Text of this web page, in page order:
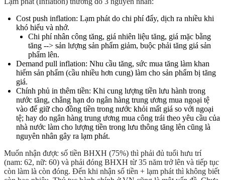
Cost push inflation: Lạm phát do chi phí đẩy, dịch ra nhiều khi
khó hiểu và nhớ.
Chi phí nhân công tăng, giá nhiên liệu tăng, giá mặc bằng
tăng --> sản lượng sản phẩm giảm, buộc phải tăng giá sản
phẩm lên.
Demand pull inflation: Nhu cầu tăng, sức mua tăng làm khan
hiếm sản phẩm (cầu nhiều hơn cung) làm cho sản phẩm bị tăng
giá.
Chính phủ in thêm tiền: Khi cung lượng tiền lưu hành trong
nước tăng, chẳng hạn do ngân hàng trung ương mua ngoại tệ
vào để giữ cho đồng tiền trong nước khỏi mất giá so với ngoại
tệ; hay do ngân hàng trung ương mua công trái theo yêu cầu của
nhà nước làm cho lượng tiền trong lưu thông tăng lên cũng là
nguyên nhân gây ra lạm phát.
Muốn nhận được số tiền BHXH (75%) thì phải đủ tuổi hưu trí
(nam: 62, nữ: 60) và phải đóng BHXH từ 35 năm trở lên và tiếp tục
còn làm là còn đóng. Đến khi nhận số tiền + lạm phát thì không biết